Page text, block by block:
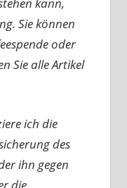
Sie können
oder
Sie alle Artikel
ich die
des
ihn gegen
die